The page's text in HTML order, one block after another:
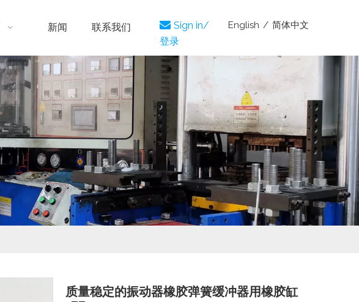
新闻 联系我们  Sign in/
登录
English / 简体中文
质量稳定的振动器橡胶弹簧缓冲器用橡胶缸